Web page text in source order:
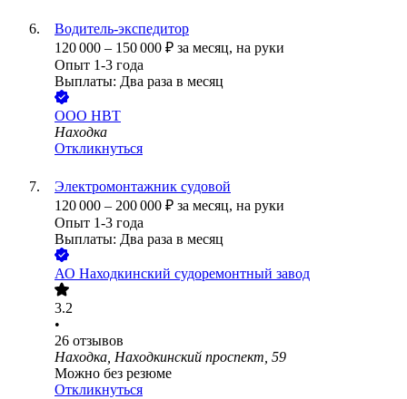
Водитель-экспедитор
120 000 – 150 000 ₽ за месяц, на руки
Опыт 1-3 года
Выплаты: Два раза в месяц
ООО НВТ
Находка
Откликнуться
Электромонтажник судовой
120 000 – 200 000 ₽ за месяц, на руки
Опыт 1-3 года
Выплаты: Два раза в месяц
АО Находкинский судоремонтный завод
3.2
•
26 отзывов
Находка, Находкинский проспект, 59
Можно без резюме
Откликнуться